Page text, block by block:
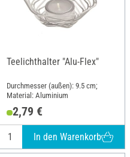
Teelichthalter "Alu-Flex"
Durchmesser (außen): 9.5 cm;
Material: Aluminium
2,79 €
In den Warenkorb